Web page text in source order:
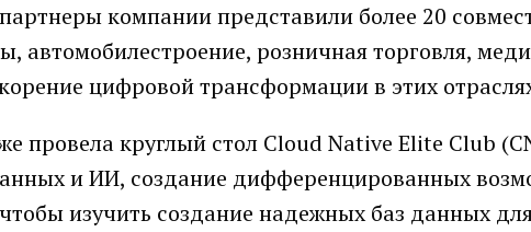
компании представили более 20
автомобилестроение, розничная торговля,
цифровой трансформации в этих
провела круглый стол Cloud Native Elite Club
и ИИ, создание дифференцированных
изучить создание надежных баз данных